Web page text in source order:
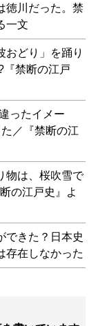
徳川だった。禁
一文
おどり」を踊り
『禁断の江戸
ったイメー
／『禁断の江
物は、桜吹雪で
の江戸史』よ
できた？日本史
存在しなかった